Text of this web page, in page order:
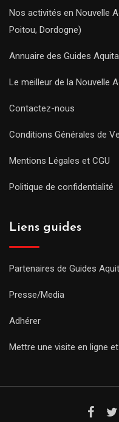
Nos activités en Nouvelle
Poitou, Dordogne)
Annuaire des Guides
Le meilleur de la Nouvelle
Contactez-nous
Conditions Générales de
Mentions Légales et CGU
Politique de confidentialité
Liens guides
Partenaires de Guides
Presse/Media
Adhérer
Mettre une visite en ligne